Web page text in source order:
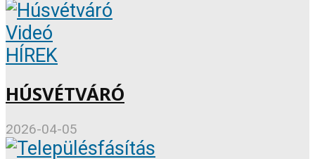
Videó
HÍREK
HÚSVÉTVÁRÓ
2026-04-05